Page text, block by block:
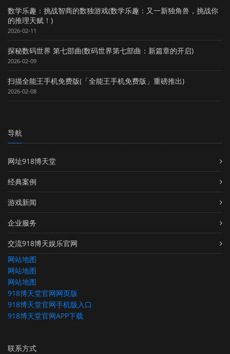
数学乐趣：挑战智商的数独游戏(数学乐趣：又一新独角兽，挑战你
的推理天赋！)
2026-02-11
探秘数码世界 第七部曲(数码世界第七部曲：新篇章的开启)
2026-02-09
扫描全能王手机免费版(「全能王手机免费版」重磅推出)
2026-02-08
导航
网址918博天堂
经典案例
游戏新闻
企业服务
交流918博天娱乐官网
网站地图
网站地图
网站地图
918博天堂官网网页版
918博天堂官网手机版入口
918博天堂官网APP下载
联系方式